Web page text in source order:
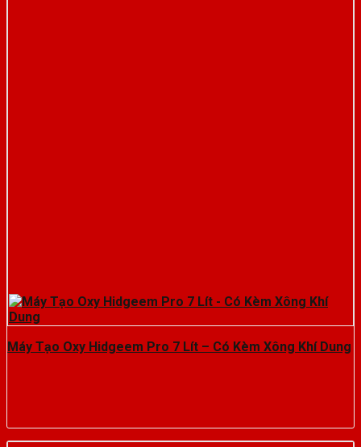
Máy Tạo Oxy Hidgeem Pro 7 Lít – Có Kèm Xông Khí Dung